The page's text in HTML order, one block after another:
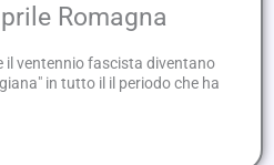
Romagna
ventennio fascista diventano
in tutto il il periodo che ha